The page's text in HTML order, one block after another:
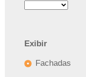
Exibir
Fachadas